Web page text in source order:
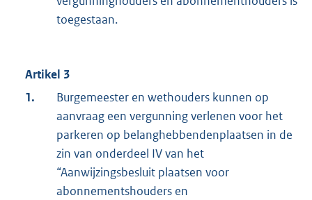
toegestaan.
Artikel 3
1.
Burgemeester en wethouders kunnen op
aanvraag een vergunning verlenen voor het
parkeren op belanghebbendenplaatsen in de
zin van onderdeel IV van het
“Aanwijzingsbesluit plaatsen voor
abonnementshouders en